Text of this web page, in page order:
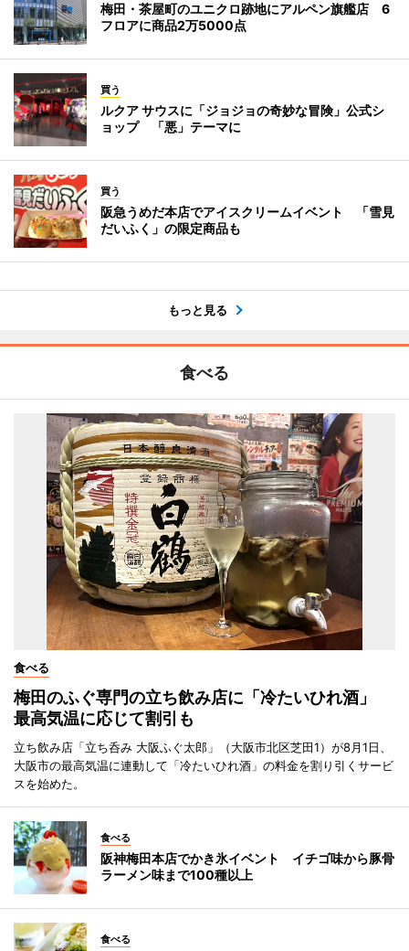
梅田・茶屋町のユニクロ跡地にアルペン旗艦店 6
フロアに商品2万5000点
買う
ルクア サウスに「ジョジョの奇妙な冒険」公式シ
ョップ 「悪」テーマに
買う
阪急うめだ本店でアイスクリームイベント 「雪見
だいふく」の限定商品も
もっと見る
食べる
食べる
梅田のふぐ専門の立ち飲み店に「冷たいひれ酒」
最高気温に応じて割引も
立ち飲み店「立ち呑み 大阪ふぐ太郎」（大阪市北区芝田1）が8月1日、
大阪市の最高気温に連動して「冷たいひれ酒」の料金を割り引くサービ
スを始めた。
食べる
阪神梅田本店でかき氷イベント イチゴ味から豚骨
ラーメン味まで100種以上
食べる